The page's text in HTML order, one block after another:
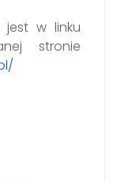
jest w linku
stronie